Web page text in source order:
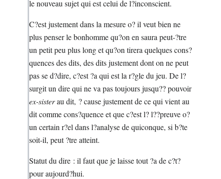
le nouveau sujet qui est celui de l?inconscient.
C?est justement dans la mesure o? il veut bien ne
plus penser le bonhomme qu?on en saura peut-?tre
un petit peu plus long et qu?on tirera quelques cons?
quences des dits, des dits justement dont on ne peut
pas se d?dire, c?est ?a qui est la r?gle du jeu. De l?
surgit un dire qui ne va pas toujours jusqu?? pouvoir
ex-sisterau dit, ? cause justement de ce qui vient au
dit comme cons?quence et que c?est l? l??preuve o?
un certain r?el dans l?analyse de quiconque, si b?te
soit-il, peut ?tre atteint.
Statut du dire : il faut que je laisse tout ?a de c?t?
pour aujourd?hui.